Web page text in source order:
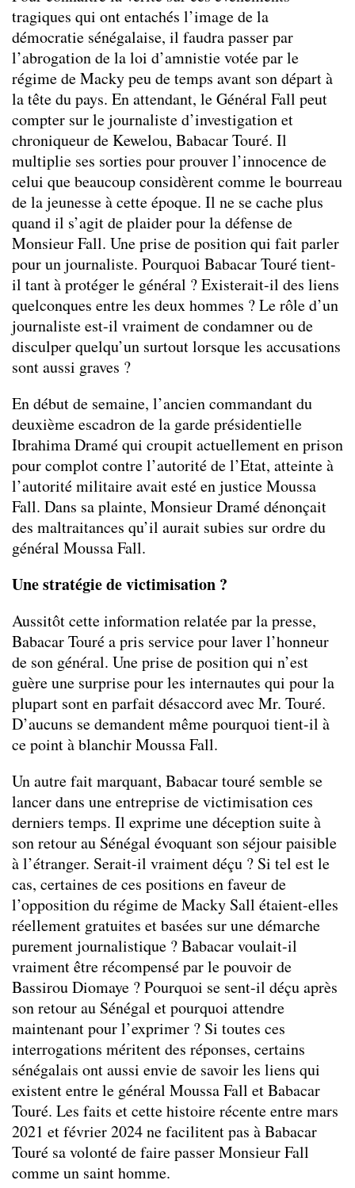
tragiques qui ont entachés l’image de la
démocratie sénégalaise, il faudra passer par
l’abrogation de la loi d’amnistie votée par le
régime de Macky peu de temps avant son départ à
la tête du pays. En attendant, le Général Fall peut
compter sur le journaliste d’investigation et
chroniqueur de Kewelou, Babacar Touré. Il
multiplie ses sorties pour prouver l’innocence de
celui que beaucoup considèrent comme le bourreau
de la jeunesse à cette époque. Il ne se cache plus
quand il s’agit de plaider pour la défense de
Monsieur Fall. Une prise de position qui fait parler
pour un journaliste. Pourquoi Babacar Touré tient-
il tant à protéger le général ? Existerait-il des liens
quelconques entre les deux hommes ? Le rôle d’un
journaliste est-il vraiment de condamner ou de
disculper quelqu’un surtout lorsque les accusations
sont aussi graves ?
En début de semaine, l’ancien commandant du
deuxième escadron de la garde présidentielle
Ibrahima Dramé qui croupit actuellement en prison
pour complot contre l’autorité de l’Etat, atteinte à
l’autorité militaire avait esté en justice Moussa
Fall. Dans sa plainte, Monsieur Dramé dénonçait
des maltraitances qu’il aurait subies sur ordre du
général Moussa Fall.
Une stratégie de victimisation ?
Aussitôt cette information relatée par la presse,
Babacar Touré a pris service pour laver l’honneur
de son général. Une prise de position qui n’est
guère une surprise pour les internautes qui pour la
plupart sont en parfait désaccord avec Mr. Touré.
D’aucuns se demandent même pourquoi tient-il à
ce point à blanchir Moussa Fall.
Un autre fait marquant, Babacar touré semble se
lancer dans une entreprise de victimisation ces
derniers temps. Il exprime une déception suite à
son retour au Sénégal évoquant son séjour paisible
à l’étranger. Serait-il vraiment déçu ? Si tel est le
cas, certaines de ces positions en faveur de
l’opposition du régime de Macky Sall étaient-elles
réellement gratuites et basées sur une démarche
purement journalistique ? Babacar voulait-il
vraiment être récompensé par le pouvoir de
Bassirou Diomaye ? Pourquoi se sent-il déçu après
son retour au Sénégal et pourquoi attendre
maintenant pour l’exprimer ? Si toutes ces
interrogations méritent des réponses, certains
sénégalais ont aussi envie de savoir les liens qui
existent entre le général Moussa Fall et Babacar
Touré. Les faits et cette histoire récente entre mars
2021 et février 2024 ne facilitent pas à Babacar
Touré sa volonté de faire passer Monsieur Fall
comme un saint homme.